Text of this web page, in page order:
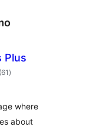
Plus
(61 total
de
)
where
about